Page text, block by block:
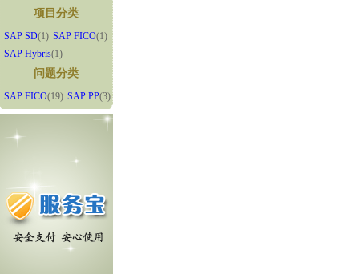
项目分类
SAP SD(1) SAP FICO(1)
SAP Hybris(1)
问题分类
SAP FICO(19) SAP PP(3)